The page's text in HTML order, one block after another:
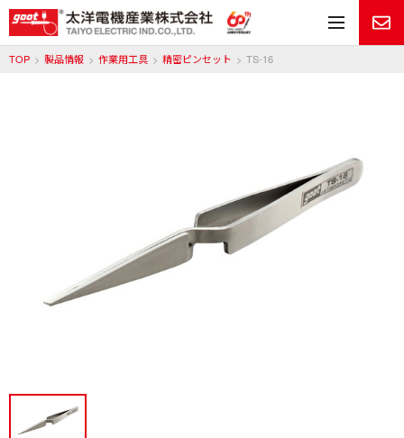
メ
TOP 製品情報 作業用工具 精密ピンセット TS-16